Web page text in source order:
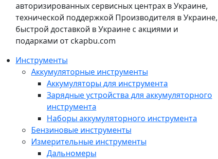
авторизированных сервисных центрах в Украине,
технической поддержкой Производителя в Украине,
быстрой доставкой в Украине с акциями и
подарками от ckapbu.com
Инструменты
Аккумуляторные инструменты
Аккумуляторы для инструмента
Зарядные устройства для аккумуляторного
инструмента
Наборы аккумуляторного инструмента
Бензиновые инструменты
Измерительные инструменты
Дальномеры